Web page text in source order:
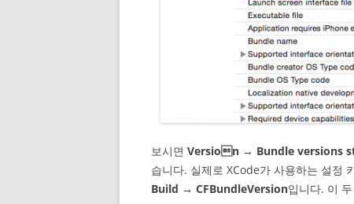
보시면 Version → Bundle versions
습니다. 실제로 XCode가 사용하는 설정
Build → CFBundleVersion입니다. 이